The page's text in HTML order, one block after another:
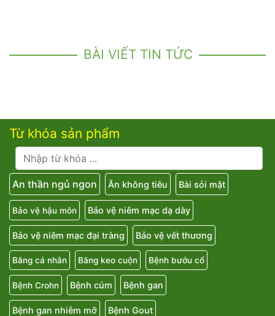
BÀI VIẾT TIN TỨC
Từ khóa sản phẩm
An thần ngủ ngon Ăn không tiêu Bài sỏi mật
Bảo vệ hậu môn Bảo vệ niêm mạc dạ dày
Bảo vệ niêm mạc đại tràng Bảo vệ vết thương
Băng cá nhân Băng keo cuộn Bệnh bướu cổ
Bệnh Crohn Bệnh cúm Bệnh gan
Bệnh gan nhiễm mỡ Bệnh Gout